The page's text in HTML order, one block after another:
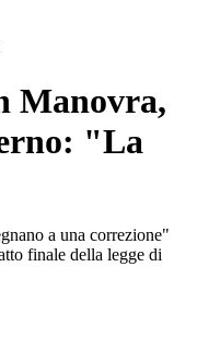
Manovra,
"La
a una correzione"
finale della legge di